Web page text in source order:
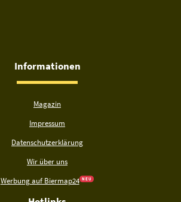
Informationen
Magazin
Impressum
Datenschutzerklärung
Wir über uns
Werbung auf Biermap24 N E U